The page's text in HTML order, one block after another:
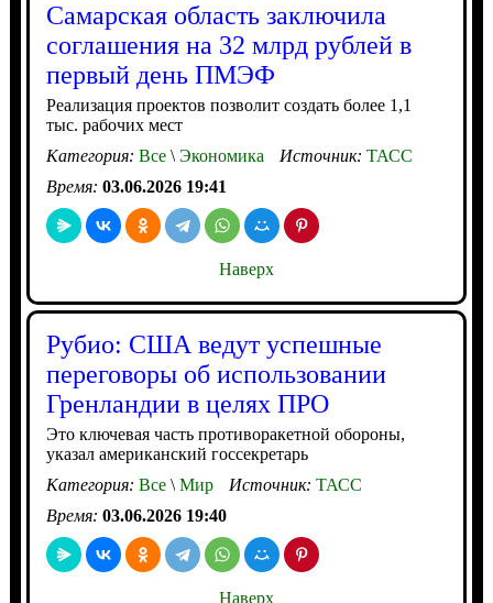
Самарская область заключила
соглашения на 32 млрд рублей в
первый день ПМЭФ
Реализация проектов позволит создать более 1,1
тыс. рабочих мест
Категория: Все\Экономика Источник: ТАСС
Время: 03.06.2026 19:41
Наверх
Рубио: США ведут успешные
переговоры об использовании
Гренландии в целях ПРО
Это ключевая часть противоракетной обороны,
указал американский госсекретарь
Категория: Все\Мир Источник: ТАСС
Время: 03.06.2026 19:40
Наверх